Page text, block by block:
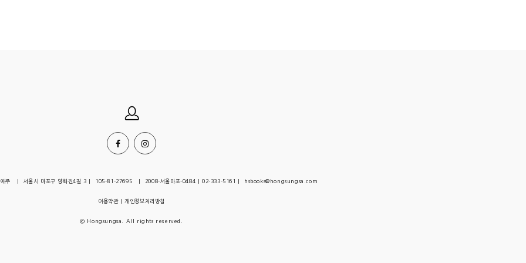
주 | 서울시 마포구 양화진4길 3 | 105-81-27695 | 2008-서울마포-0484 | 02-333-5161 | hsbooks@hongsungsa.com
이용약관|개인정보처리방침
© Hongsungsa. All rights reserved.